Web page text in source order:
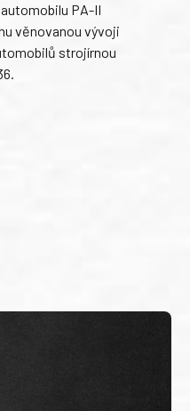
PA-II
věnovanou vývoji
strojírnou